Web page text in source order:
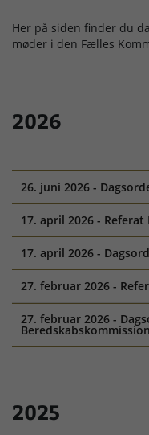
Tilslutning af
Her på siden finder du
møder i den Fælles
2026
26. juni 2026 -
17. april 2026 -
17. april 2026 -
27. februar 2026 -
27. februar 2026 -
2025